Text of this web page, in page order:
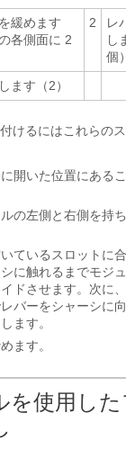
緩めます
各側面に 2
2
レ
し
個）
ます（2）
けるにはこれらの
開いた位置にある
の左側と右側を持
ているスロットに
に触れるまでモジ
ドさせます。次に
バーをシャーシに
ます。
ます。
を使用し